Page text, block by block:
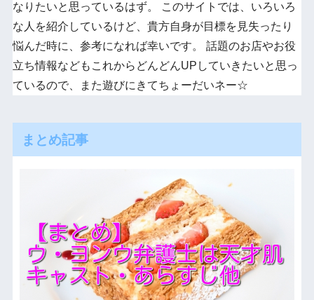
なりたいと思っているはず。 このサイトでは、いろいろ
な人を紹介しているけど、貴方自身が目標を見失ったり
悩んだ時に、参考になれば幸いです。 話題のお店やお役
立ち情報などもこれからどんどんUPしていきたいと思っ
ているので、また遊びにきてちょーだいネー☆
まとめ記事